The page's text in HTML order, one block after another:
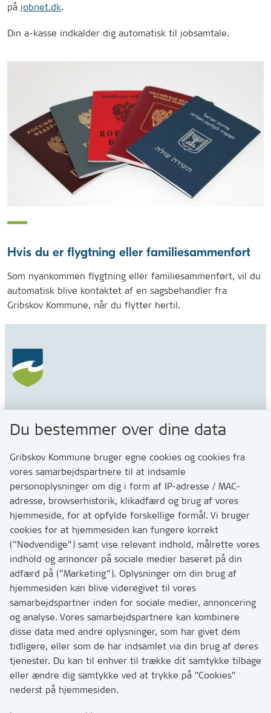
på jobnet.dk.
Din a-kasse indkalder dig automatisk til jobsamtale.
Hvis du er flygtning eller familiesammenført
Som nyankommen flygtning eller familiesammenført, vil du
automatisk blive kontaktet af en sagsbehandler fra
Gribskov Kommune, når du flytter hertil.
Gribskov Kommune
Rådhusvej 3
3200 Helsinge
Kontakt
Skriv til os via Digital Post
Har du brug for at komme i kontakt med os? Se her
hvordan
Tip os om huller i vejen eller andet
T:7249 6000
Bemærk: vi har mange opkald mellem kl. 10 og 11
Links
Tilgængelighedserklæring
Cookies
Du bestemmer over dine data
Gribskov Kommune bruger egne cookies og cookies fra
vores samarbejdspartnere til at indsamle
personoplysninger om dig i form af IP-adresse / MAC-
adresse, browserhistorik, klikadfærd og brug af vores
hjemmeside, for at opfylde forskellige formål. Vi bruger
cookies for at hjemmesiden kan fungere korrekt
(”Nødvendige”) samt vise relevant indhold, målrette vores
indhold og annoncer på sociale medier baseret på din
adfærd på (”Marketing”). Oplysninger om din brug af
hjemmesiden kan blive videregivet til vores
samarbejdspartner inden for sociale medier, annoncering
og analyse. Vores samarbejdspartnere kan kombinere
disse data med andre oplysninger, som har givet dem
tidligere, eller som de har indsamlet via din brug af deres
tjenester. Du kan til enhver til trække dit samtykke tilbage
eller ændre dig samtykke ved at trykke på ”Cookies”
nederst på hjemmesiden.